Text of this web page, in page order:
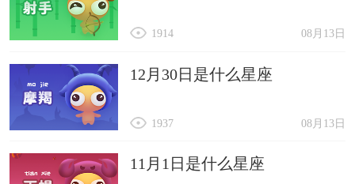
37. 金饭犬
38. 宝石狗
39. 财富狗
40. 金银宝
41. 财神犬
43. 宝石宝
08月13日
1914
12月30日是什么星座
08月13日
1937
11月1日是什么星座